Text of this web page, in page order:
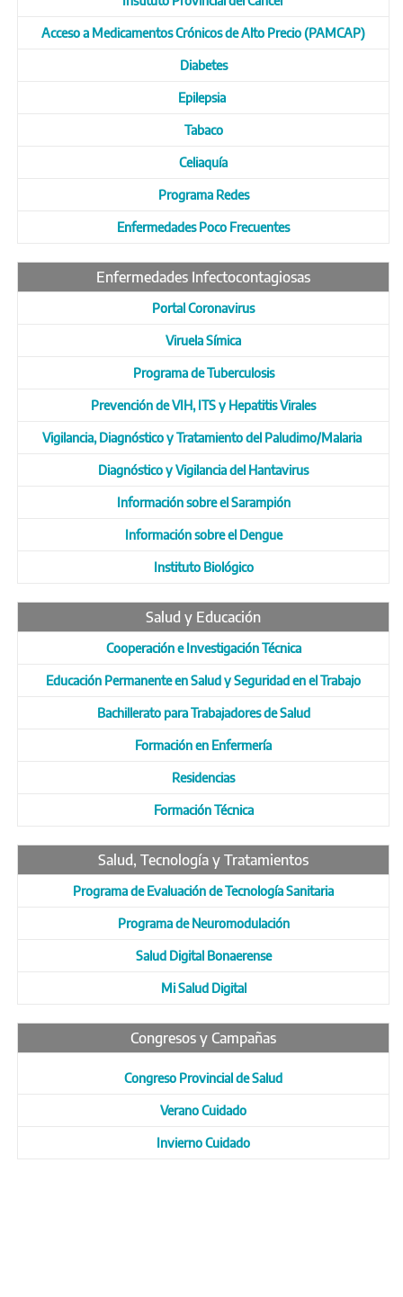
Acceso a Medicamentos Crónicos de Alto Precio (PAMCAP)
Diabetes
Epilepsia
Tabaco
Celiaquía
Programa Redes
Enfermedades Poco Frecuentes
Enfermedades Infectocontagiosas
Portal Coronavirus
Viruela Símica
Programa de Tuberculosis
Prevención de VIH, ITS y Hepatitis Virales
Vigilancia, Diagnóstico y Tratamiento del Paludimo/Malaria
Diagnóstico y Vigilancia del Hantavirus
Información sobre el Sarampión
Información sobre el Dengue
Instituto Biológico
Salud y Educación
Cooperación e Investigación Técnica
Educación Permanente en Salud y Seguridad en el Trabajo
Bachillerato para Trabajadores de Salud
Formación en Enfermería
Residencias
Formación Técnica
Salud, Tecnología y Tratamientos
Programa de Evaluación de Tecnología Sanitaria
Programa de Neuromodulación
Salud Digital Bonaerense
Mi Salud Digital
Congresos y Campañas
Congreso Provincial de Salud
Verano Cuidado
Invierno Cuidado